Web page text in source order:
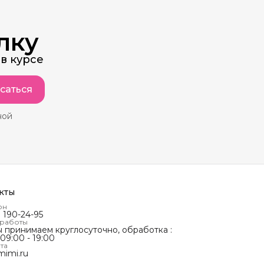
курсе
190-24-95
принимаем круглосуточно, обработка :
- 19:00